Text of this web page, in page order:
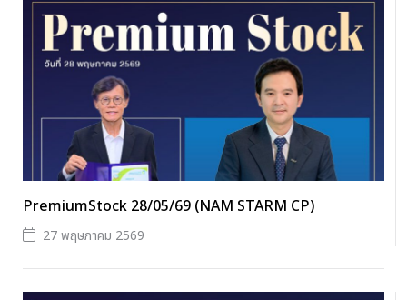
PremiumStock 28/05/69 (NAM STARM CP)
27 พฤษภาคม 2569